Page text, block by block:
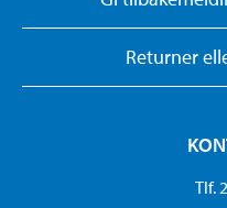
Returner
Tlf.